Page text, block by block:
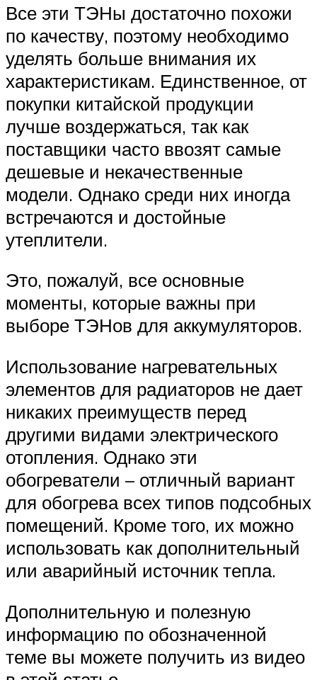
Все эти ТЭНы достаточно похожи
по качеству, поэтому необходимо
уделять больше внимания их
характеристикам. Единственное, от
покупки китайской продукции
лучше воздержаться, так как
поставщики часто ввозят самые
дешевые и некачественные
модели. Однако среди них иногда
встречаются и достойные
утеплители.
Это, пожалуй, все основные
моменты, которые важны при
выборе ТЭНов для аккумуляторов.
Использование нагревательных
элементов для радиаторов не дает
никаких преимуществ перед
другими видами электрического
отопления. Однако эти
обогреватели – отличный вариант
для обогрева всех типов подсобных
помещений. Кроме того, их можно
использовать как дополнительный
или аварийный источник тепла.
Дополнительную и полезную
информацию по обозначенной
теме вы можете получить из видео